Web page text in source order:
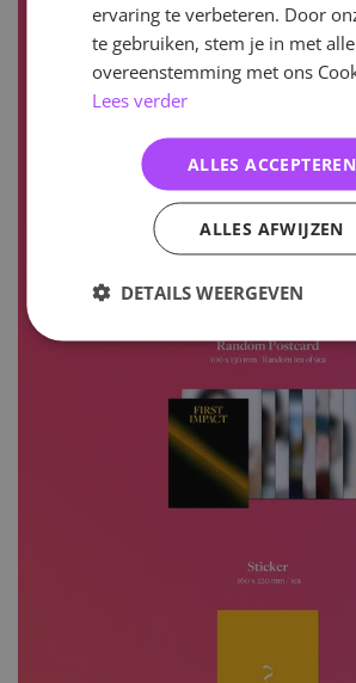
ervaring te verbeteren. Door
te gebruiken, stem je in met
overeenstemming met ons
Lees verder
ALLES ACCEPTEREN
ALLES AFWIJZEN
DETAILS WEERGEVEN